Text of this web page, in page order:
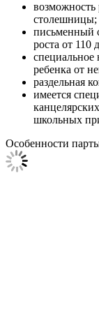
возможность
столешницы;
письменный
роста от 110
специальное
ребенка от
раздельная
имеется
школьных
Особенности